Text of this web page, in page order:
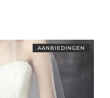
AANBIEDINGEN